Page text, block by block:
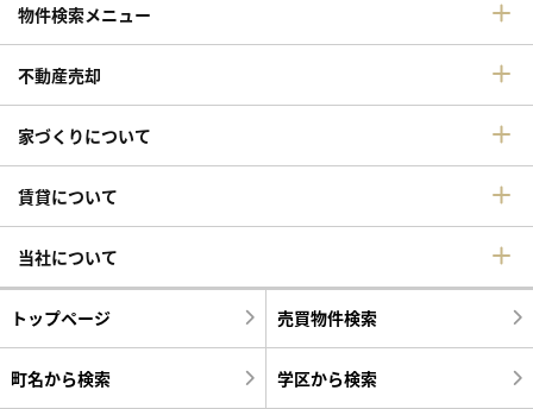
物件検索メニュー
不動産売却
家づくりについて
賃貸について
当社について
トップページ 売買物件検索
町名から検索 学区から検索